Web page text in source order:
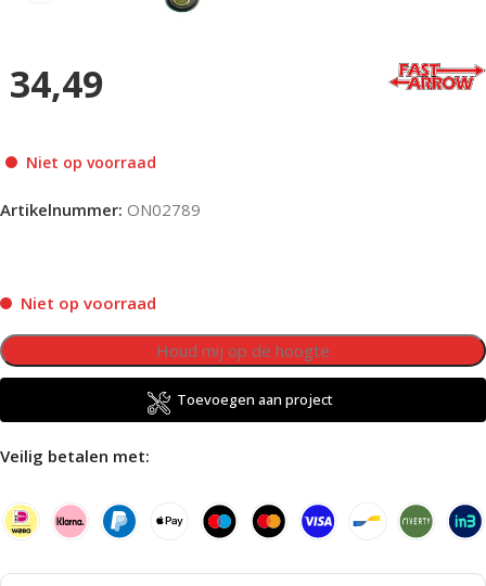
34,49
Niet op voorraad
Artikelnummer: ON02789
Niet op voorraad
Toevoegen aan project
Veilig betalen met: